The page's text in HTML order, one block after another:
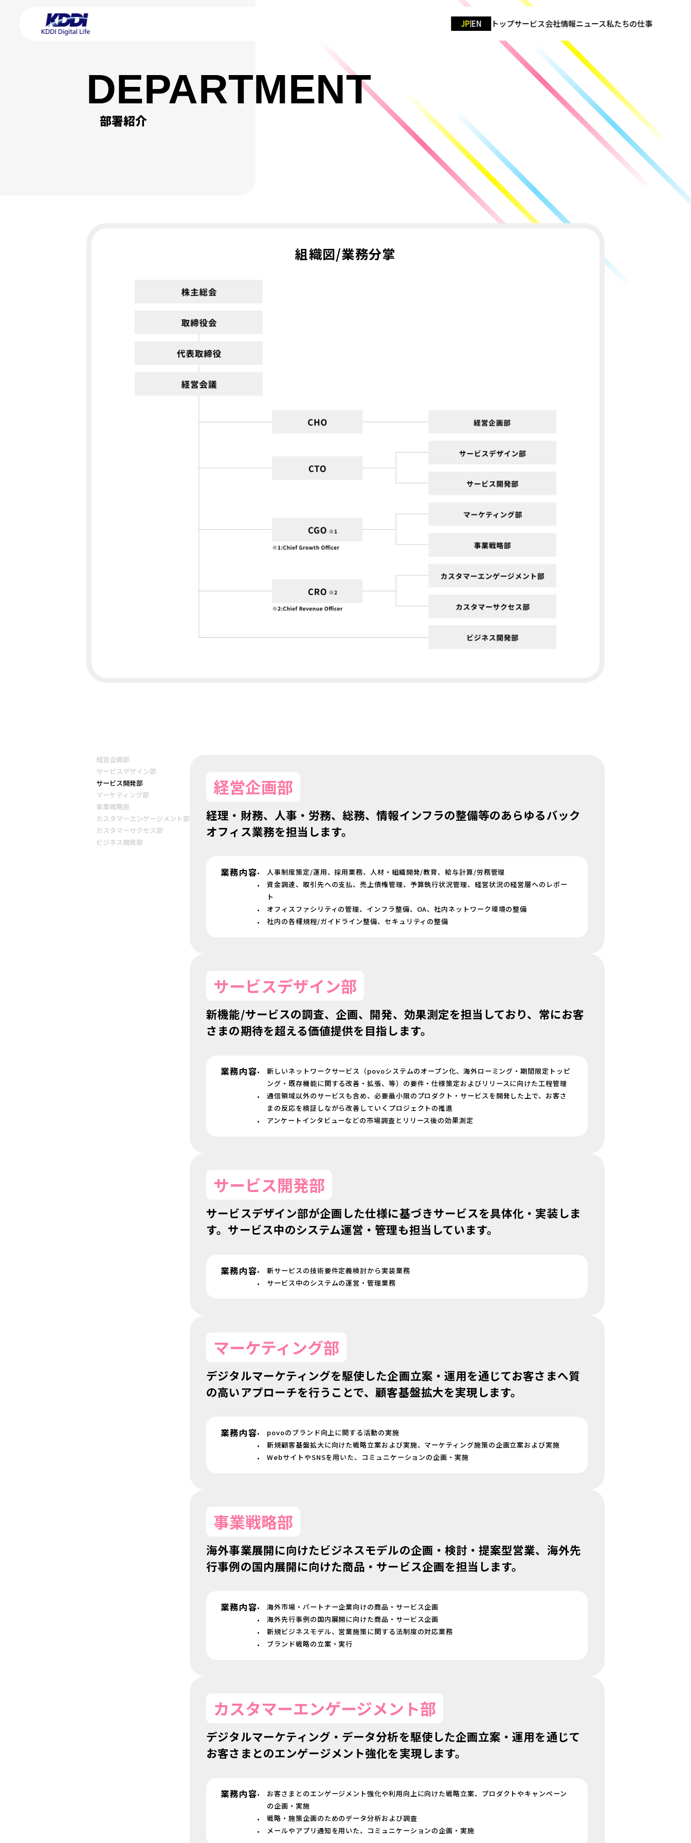
JP EN トップサービス会社情報ニュース私たちの仕事
DEPARTMENT
部署紹介
組織図/業務分掌
経営企画部
サービスデザイン部
サービス開発部
マーケティング部
事業戦略部
カスタマーエンゲージメント部
カスタマーサクセス部
ビジネス開発部
経営企画部
経理・財務、人事・労務、総務、情報インフラの整備等のあらゆるバック
オフィス業務を担当します。
業務内容
人事制度策定/運用、採用業務、人材・組織開発/教育、給与計算/労務管理
資金調達、取引先への支払、売上債権管理、予算執行状況管理、経営状況の経営層へのレポー
ト
オフィスファシリティの管理、インフラ整備、OA、社内ネットワーク環境の整備
社内の各種規程/ガイドライン整備、セキュリティの整備
サービスデザイン部
新機能/サービスの調査、企画、開発、効果測定を担当しており、常にお客
さまの期待を超える価値提供を目指します。
業務内容
新しいネットワークサービス（povoシステムのオープン化、海外ローミング・期間限定トッピ
ング・既存機能に関する改善・拡張、等）の要件・仕様策定およびリリースに向けた工程管理
通信領域以外のサービスも含め、必要最小限のプロダクト・サービスを開発した上で、お客さ
まの反応を検証しながら改善していくプロジェクトの推進
アンケートインタビューなどの市場調査とリリース後の効果測定
サービス開発部
サービスデザイン部が企画した仕様に基づきサービスを具体化・実装しま
す。サービス中のシステム運営・管理も担当しています。
業務内容
新サービスの技術要件定義検討から実装業務
サービス中のシステムの運営・管理業務
マーケティング部
デジタルマーケティングを駆使した企画立案・運用を通じてお客さまへ質
の高いアプローチを行うことで、顧客基盤拡大を実現します。
業務内容
povoのブランド向上に関する活動の実施
新規顧客基盤拡大に向けた戦略立案および実施、マーケティング施策の企画立案および実施
WebサイトやSNSを用いた、コミュニケーションの企画・実施
事業戦略部
海外事業展開に向けたビジネスモデルの企画・検討・提案型営業、海外先
行事例の国内展開に向けた商品・サービス企画を担当します。
業務内容
海外市場・パートナー企業向けの商品・サービス企画
海外先行事例の国内展開に向けた商品・サービス企画
新規ビジネスモデル、営業施策に関する法制度の対応業務
ブランド戦略の立案・実行
カスタマーエンゲージメント部
デジタルマーケティング・データ分析を駆使した企画立案・運用を通じて
お客さまとのエンゲージメント強化を実現します。
業務内容
お客さまとのエンゲージメント強化や利用向上に向けた戦略立案、プロダクトやキャンペーン
の企画・実施
戦略・施策企画のためのデータ分析および調査
メールやアプリ通知を用いた、コミュニケーションの企画・実施